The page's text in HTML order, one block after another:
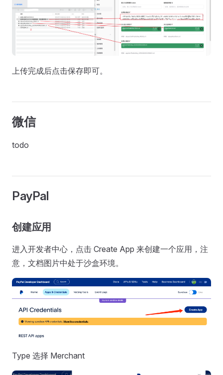
上传完成后点击保存即可。
微信
todo
PayPal
创建应用
进入开发者中心，点击 Create App 来创建一个应用，注
意，文档图片中处于沙盒环境。
Type 选择 Merchant